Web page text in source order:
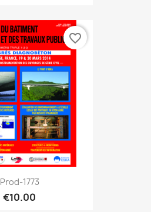
Prod-1773
€10.00
favorite_border